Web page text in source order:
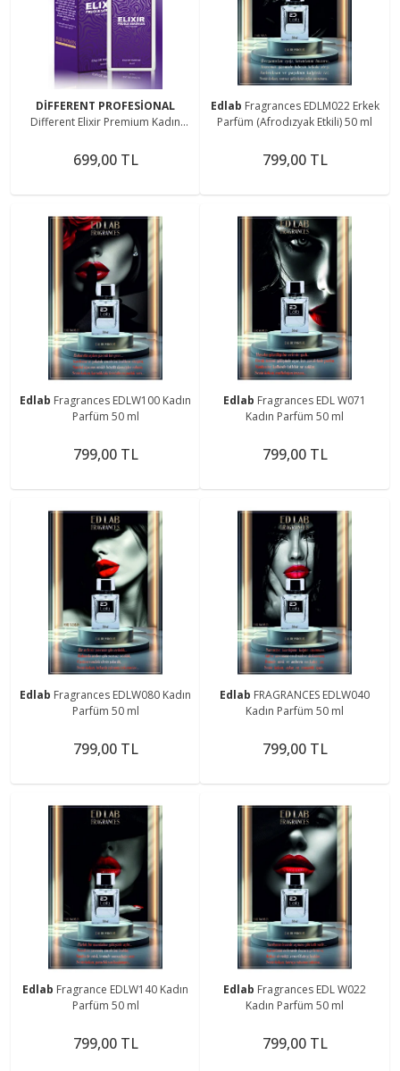
DİFFERENT PROFESİONAL
Different Elixir Premium Kadın
699,00 TL
Edlab Fragrances EDLM022 Erkek
Parfüm (Afrodızyak Etkili) 50 ml
799,00 TL
Edlab Fragrances EDLW100 Kadın
Parfüm 50 ml
799,00 TL
Edlab Fragrances EDL W071
Kadın Parfüm 50 ml
799,00 TL
Edlab Fragrances EDLW080 Kadın
Parfüm 50 ml
799,00 TL
Edlab FRAGRANCES EDLW040
Kadın Parfüm 50 ml
799,00 TL
Edlab Fragrance EDLW140 Kadın
Parfüm 50 ml
799,00 TL
Edlab Fragrances EDL W022
Kadın Parfüm 50 ml
799,00 TL